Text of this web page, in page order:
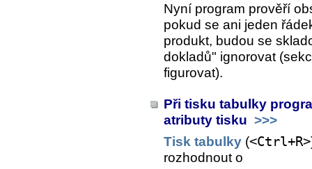
Nyní program prověří
pokud se ani jeden
produkt, budou se
dokladů" ignorovat
figurovat).
Při tisku tabulky
atributy tisku >>>
Tisk tabulky (<Ctrl+R>
rozhodnout o